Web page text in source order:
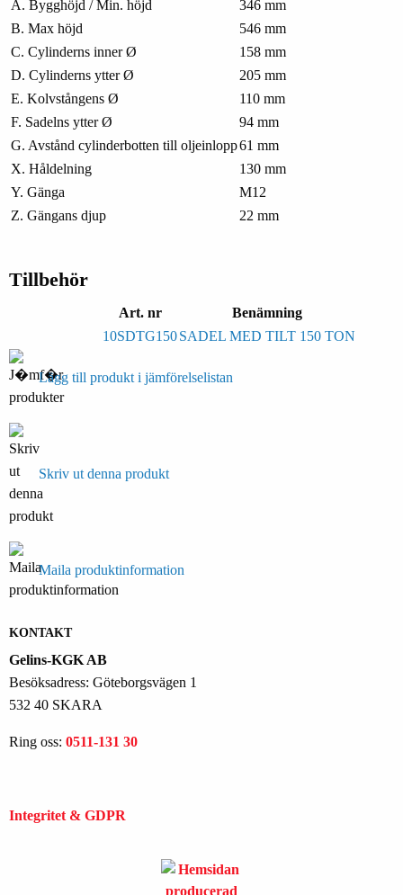
A. Bygghöjd / Min. höjd
346 mm
B. Max höjd
546 mm
C. Cylinderns inner Ø
158 mm
D. Cylinderns ytter Ø
205 mm
E. Kolvstångens Ø
110 mm
F. Sadelns ytter Ø
94 mm
G. Avstånd cylinderbotten till oljeinlopp61 mm
X. Håldelning
130 mm
Y. Gänga
M12
Z. Gängans djup
22 mm
Tillbehör
Art. nr
Benämning
10SDTG150SADEL MED TILT 150 TON
Lägg till produkt i jämförelselistan
Skriv ut denna produkt
Maila produktinformation
KONTAKT
Gelins-KGK AB
Besöksadress: Göteborgsvägen 1
532 40 SKARA
Ring oss: 0511-131 30
Integritet & GDPR